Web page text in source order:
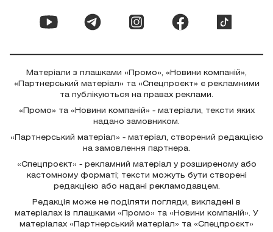
Матеріали з плашками «Промо», «Новини компаній»,
«Партнерський матеріал» та «Спецпроєкт» є рекламними
та публікуються на правах реклами.
«Промо» та «Новини компаній» - матеріали, тексти яких
надано замовником.
«Партнерський матеріал» - матеріал, створений редакцією
на замовлення партнера.
«Спецпроєкт» - рекламний матеріал у розширеному або
кастомному форматі; тексти можуть бути створені
редакцією або надані рекламодавцем.
Редакція може не поділяти погляди, викладені в
матеріалах із плашками «Промо» та «Новини компаній». У
матеріалах «Партнерський матеріал» та «Спецпроєкт»